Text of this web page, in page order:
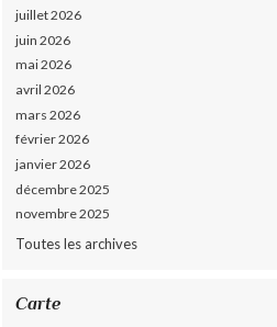
juillet 2026
juin 2026
mai 2026
avril 2026
mars 2026
février 2026
janvier 2026
décembre 2025
novembre 2025
Toutes les archives
Carte